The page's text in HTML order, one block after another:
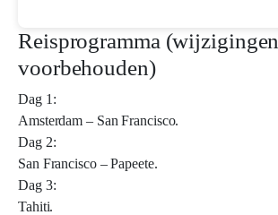
Reisprogramma (wijzigingen
voorbehouden)
Dag 1:
Amsterdam – San Francisco.
Dag 2:
San Francisco – Papeete.
Dag 3:
Tahiti.